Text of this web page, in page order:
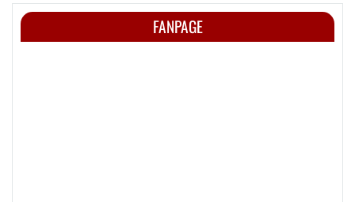
FANPAGE